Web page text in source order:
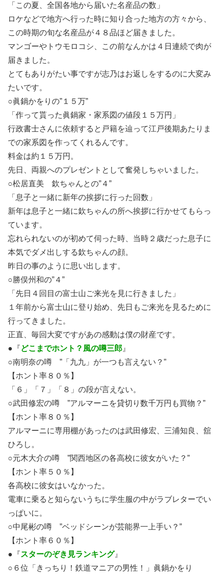
「この夏、全国各地から届いた名産品の数」
ロケなどで地方へ行った時に知り合った地方の方々から、
この時期の旬な名産品が４８品ほど届きました。
マンゴーやトウモロコシ、この前なんかは４日連続で肉が
届きました。
とてもありがたい事ですが志乃はお返しをするのに大変み
たいです。
○眞鍋かをりの”１５万”
「作って貰った眞鍋家・家系図の値段１５万円」
行政書士さんに依頼すると戸籍を辿って江戸後期あたりま
での家系図を作ってくれるんです。
料金は約１５万円。
先日、両親へのプレゼントとして奮発しちゃいました。
○松居直美 欽ちゃんとの”４”
「息子と一緒に新年の挨拶に行った回数」
新年は息子と一緒に欽ちゃんの所へ挨拶に行かせてもらっ
ています。
忘れられないのが初めて伺った時、当時２歳だった息子に
本気でダメ出しする欽ちゃんの顔。
昨日の事のように思い出します。
○勝俣州和の”４”
「先日４回目の富士山ご来光を見に行きました」
１年前から富士山に登り始め、先日もご来光を見るために
行ってきました。
正直、毎回大変ですがあの感動は僕の財産です。
●『どこまでホント？風の噂三郎 』
○南明奈の噂 ”「九九」が一つも言えない？”
【ホント率８０％】
「６」「７」「８」の段が言えない。
○武田修宏の噂 ”アルマーニを貸切り数千万円も買物？”
【ホント率８０％】
アルマーニに専用棚があったのは武田修宏、三浦知良、舘
ひろし。
○元木大介の噂 ”関西地区の各高校に彼女がいた？”
【ホント率５０％】
各高校に彼女はいなかった。
電車に乗ると知らないうちに学生服の中がラブレターでい
っぱいに。
○中尾彬の噂 ”ベッドシーンが芸能界一上手い？”
【ホント率６０％】
●『スターのぞき見ランキング』
○６位「きっちり！鉄道マニアの男性！」眞鍋かをり